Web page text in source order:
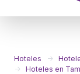
Hoteles
Hoteles en